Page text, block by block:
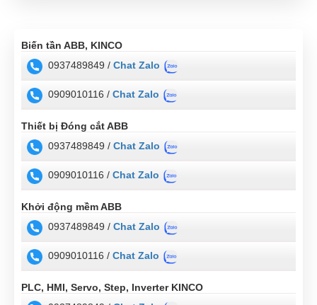
Bao gồm STO. SIL3, Cat 4.
Lắp đặt trong tủ.
Nhiệt độ môi trường xung quanh định mức 45°C.
Không gian thông gió phía trên và phía dưới: 125mm, ở hai
bên: 0mm, ở phía trước: [không xác định].
Tổn thất nhiệt ở công suất tối đa: 75W.
Lắp đặt qua ray DIN 35mm hoặc 4 lỗ đường kính 4,5mm ở
phía sau, tâm 66mm x 196mm.
Biến tần ABB, KINCO
0937489849 / Chat Zalo
0909010116 / Chat Zalo
Thiết bị Đóng cắt ABB
0937489849 / Chat Zalo
0909010116 / Chat Zalo
Khởi động mềm ABB
0937489849 / Chat Zalo
0909010116 / Chat Zalo
PLC, HMI, Servo, Step, Inverter KINCO